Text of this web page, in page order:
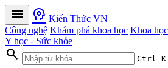
menu psychology Kiến Thức VN
Công nghệ Khám phá khoa học Khoa
Y học - Sức khỏe
search Ctrl K